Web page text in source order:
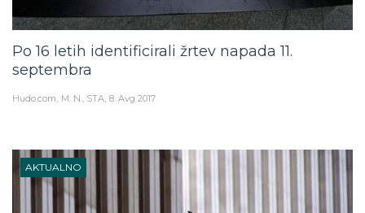
Po 16 letih identificirali žrtev napada 11.
septembra
Hudo.com M. N., STA 8. Avg 2017
AKTUALNO